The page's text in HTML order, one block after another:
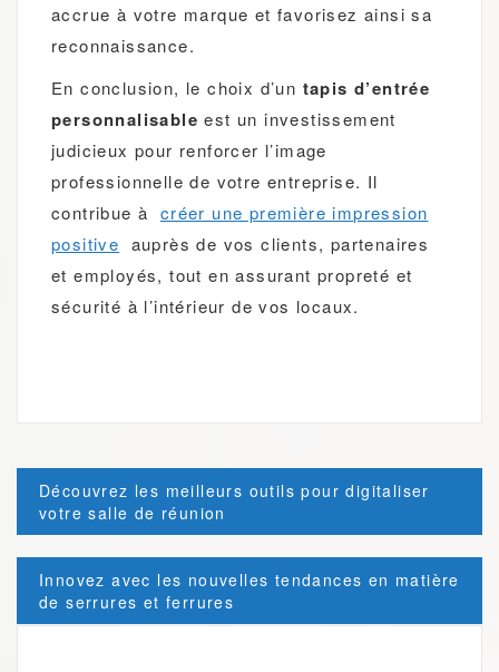
accrue à votre marque et favorisez ainsi sa
reconnaissance.
En conclusion, le choix d’un tapis d’entrée
personnalisable est un investissement
judicieux pour renforcer l’image
professionnelle de votre entreprise. Il
contribue à créer une première impression
positive auprès de vos clients, partenaires
et employés, tout en assurant propreté et
sécurité à l’intérieur de vos locaux.
Post
navigation
Découvrez les meilleurs outils pour digitaliser
votre salle de réunion
Innovez avec les nouvelles tendances en matière
de serrures et ferrures